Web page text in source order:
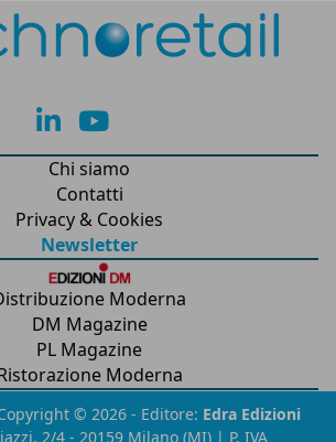
lk yt
Chi siamo
Contatti
Privacy & Cookies
Newsletter
Moderna
DM Magazine
PL Magazine
Moderna
© 2026 - Editore: Edra Edizioni
2/4 - 20159 Milano (MI) | P. IVA